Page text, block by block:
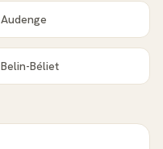
Audenge
Belin-Béliet